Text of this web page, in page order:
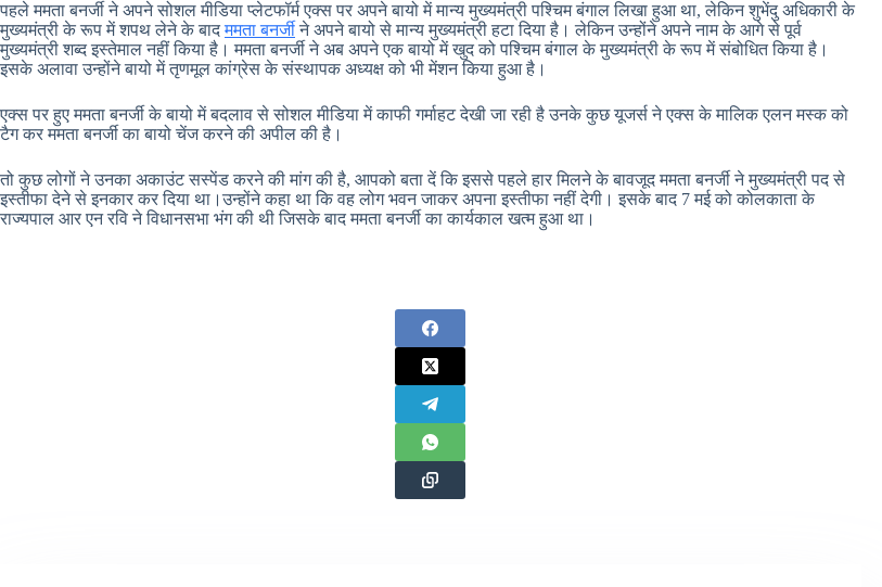
पहले ममता बनर्जी ने अपने सोशल मीडिया प्लेटफॉर्म एक्स पर अपने बायो में मान्य मुख्यमंत्री पश्चिम बंगाल लिखा हुआ था, लेकिन शुभेंदु अधिकारी के
मुख्यमंत्री के रूप में शपथ लेने के बादममता बनर्जीने अपने बायो से मान्य मुख्यमंत्री हटा दिया है। लेकिन उन्होंने अपने नाम के आगे से पूर्व
मुख्यमंत्री शब्द इस्तेमाल नहीं किया है। ममता बनर्जी ने अब अपने एक बायो में खुद को पश्चिम बंगाल के मुख्यमंत्री के रूप में संबोधित किया है।
इसके अलावा उन्होंने बायो में तृणमूल कांग्रेस के संस्थापक अध्यक्ष को भी मेंशन किया हुआ है।
एक्स पर हुए ममता बनर्जी के बायो में बदलाव से सोशल मीडिया में काफी गर्माहट देखी जा रही है उनके कुछ यूजर्स ने एक्स के मालिक एलन मस्क को
टैग कर ममता बनर्जी का बायो चेंज करने की अपील की है।
तो कुछ लोगों ने उनका अकाउंट सस्पेंड करने की मांग की है, आपको बता दें कि इससे पहले हार मिलने के बावजूद ममता बनर्जी ने मुख्यमंत्री पद से
इस्तीफा देने से इनकार कर दिया था।उन्होंने कहा था कि वह लोग भवन जाकर अपना इस्तीफा नहीं देगी। इसके बाद 7 मई को कोलकाता के
राज्यपाल आर एन रवि ने विधानसभा भंग की थी जिसके बाद ममता बनर्जी का कार्यकाल खत्म हुआ था।